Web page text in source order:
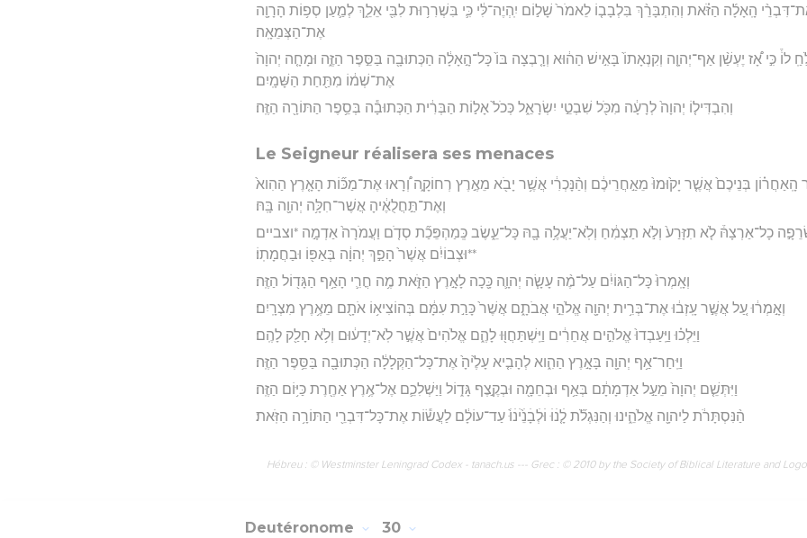
הָֽאָלָ֜ה הַזֹּ֗את וְהִתְבָּרֵ֨ךְ בִּלְבָב֤וֹ לֵאמֹר֙ שָׁל֣וֹם יִֽהְיֶה־לִּ֔י כִּ֛י בִּשְׁרִר֥וּת לִבִּ֖י אֵלֵ֑ךְ לְמַ֛עַן סְפ֥וֹת הָרָוָ֖ה
אֶת־הַצְּמֵאָֽה׃
לוֹ֒ כִּ֣י אָ֠ז יֶעְשַׁ֨ן אַף־יְהוָ֤ה וְקִנְאָתוֹ֙ בָּאִ֣ישׁ הַה֔וּא וְרָ֤בְצָה בּוֹ֙ כָּל־הָ֣אָלָ֔ה הַכְּתוּבָ֖ה בַּסֵּ֣פֶר הַזֶּ֑ה וּמָחָ֤ה יְהוָה֙
אֶת־שְׁמ֔וֹ מִתַּ֖חַת הַשָּׁמָֽיִם׃
וְהִבְדִּיל֤וֹ יְהוָה֙ לְרָעָ֔ה מִכֹּ֖ל שִׁבְטֵ֣י יִשְׂרָאֵ֑ל כְּכֹל֙ אָל֣וֹת הַבְּרִ֔ית הַכְּתוּבָ֕ה בְּסֵ֥פֶר הַתּוֹרָ֖ה הַזֶּֽה׃
Le Seigneur réalisera ses menaces
הָֽאַחֲר֗וֹן בְּנֵיכֶם֙ אֲשֶׁ֤ר יָק֙וּמוּ֙ מֵאַ֣חֲרֵיכֶ֔ם וְהַ֨נָּכְרִ֔י אֲשֶׁ֥ר יָבֹ֖א מֵאֶ֣רֶץ רְחוֹקָ֑ה וְ֠רָאוּ אֶת־מַכּ֞וֹת הָאָ֤רֶץ הַהִוא֙
וְאֶת־תַּ֣חֲלֻאֶ֔יהָ אֲשֶׁר־חִלָּ֥ה יְהוָ֖ה בָּֽהּ׃
כָל־אַרְצָהּ֒ לֹ֤א תִזָּרַע֙ וְלֹ֣א תַצְמִ֔חַ וְלֹֽא־יַעֲלֶ֥ה בָ֖הּ כָּל־עֵ֑שֶׂב כְּֽמַהְפֵּכַ֞ת סְדֹ֤ם וַעֲמֹרָה֙ אַדְמָ֣ה *וצביים
**וּצְבוֹיִ֔ם אֲשֶׁר֙ הָפַ֣ךְ יְהוָ֔ה בְּאַפּ֖וֹ וּבַחֲמָתֽוֹ׃
וְאָֽמְרוּ֙ כָּל־הַגּוֹיִ֔ם עַל־מֶ֨ה עָשָׂ֧ה יְהוָ֛ה כָּ֖כָה לָאָ֣רֶץ הַזֹּ֑את מֶ֥ה חֳרִ֛י הָאַ֥ף הַגָּד֖וֹל הַזֶּֽה׃
וְאָ֣מְר֔וּ עַ֚ל אֲשֶׁ֣ר עָֽזְב֔וּ אֶת־בְּרִ֥ית יְהוָ֖ה אֱלֹהֵ֣י אֲבֹתָ֑ם אֲשֶׁר֙ כָּרַ֣ת עִמָּ֔ם בְּהוֹצִיא֥וֹ אֹתָ֖ם מֵאֶ֥רֶץ מִצְרָֽיִם׃
וַיֵּלְכ֗וּ וַיַּֽעַבְדוּ֙ אֱלֹהִ֣ים אֲחֵרִ֔ים וַיִּֽשְׁתַּחֲוּ֖וּ לָהֶ֑ם אֱלֹהִים֙ אֲשֶׁ֣ר לֹֽא־יְדָע֔וּם וְלֹ֥א חָלַ֖ק לָהֶֽם׃
וַיִּֽחַר־אַ֥ף יְהוָ֖ה בָּאָ֣רֶץ הַהִ֑וא לְהָבִ֤יא עָלֶ֙יהָ֙ אֶת־כָּל־הַקְּלָלָ֔ה הַכְּתוּבָ֖ה בַּסֵּ֥פֶר הַזֶּֽה׃
וַיִּתְּשֵׁ֤ם יְהוָה֙ מֵעַ֣ל אַדְמָתָ֔ם בְּאַ֥ף וּבְחֵמָ֖ה וּבְקֶ֣צֶף גָּד֑וֹל וַיַּשְׁלִכֵ֛ם אֶל־אֶ֥רֶץ אַחֶ֖רֶת כַּיּ֥וֹם הַזֶּֽה׃
הַ֨נִּסְתָּרֹ֔ת לַיהוָ֖ה אֱלֹהֵ֑ינוּ וְהַנִּגְלֹ֞ת לָ֤ׄנׄוּׄ וּׄלְׄבָׄנֵׄ֙יׄנׄוּׄ֙ עַד־עוֹלָ֔ם לַעֲשׂ֕וֹת אֶת־כָּל־דִּבְרֵ֖י הַתּוֹרָ֥ה הַזֹּֽאת׃
Hébreu : © Westminster Leningrad Codex - tanach.us --- Grec : © 2010 by the Society of Biblical Literature and
Deutéronome 30